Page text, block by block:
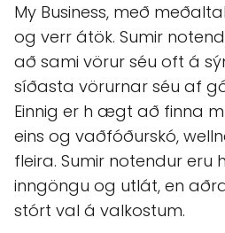
My Business, með
og verr átök. Sumir
að sami vörur séu oft á
síðasta vörurnar séu af
Einnig er h ægt að finna
eins og vaðfóðurskó,
fleira. Sumir notendur eru
inngöngu og utlát, en
stórt val á valkostum.